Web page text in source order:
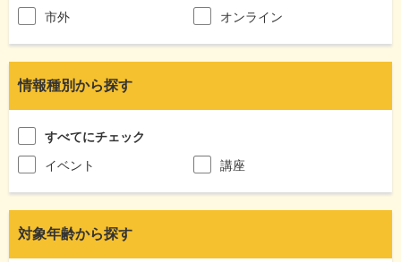
市外
オンライン
情報種別から探す
すべてにチェック
イベント
講座
対象年齢から探す